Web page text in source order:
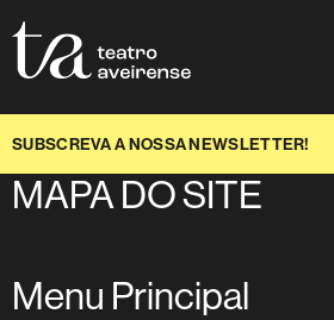
SUBSCREVA A NOSSA NEWSLETTER!
MAPA DO SITE
Menu Principal